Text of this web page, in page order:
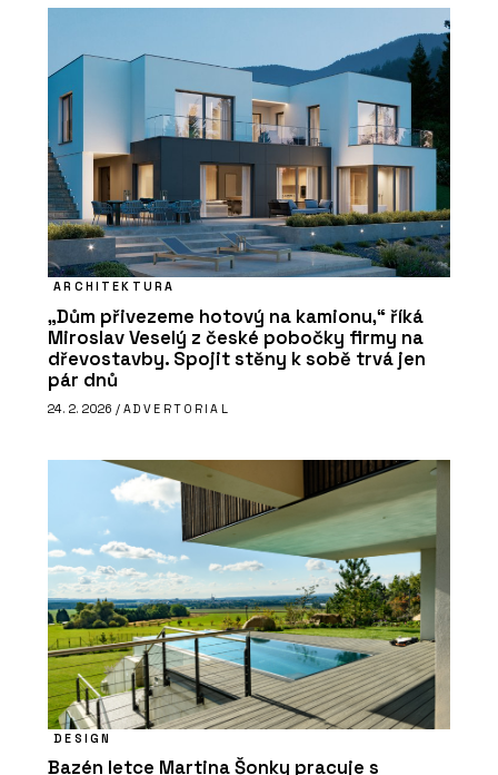
ARCHITEKTURA
„Dům přivezeme hotový na kamionu,“ říká
Miroslav Veselý z české pobočky firmy na
dřevostavby. Spojit stěny k sobě trvá jen
pár dnů
24. 2. 2026 / ADVERTORIAL
DESIGN
Bazén letce Martina Šonky pracuje s